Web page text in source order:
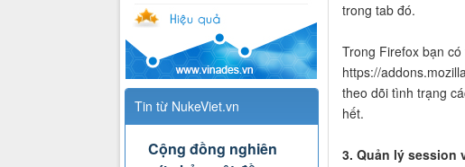
trong tab đó.
Trong Firefox bạn
https://
theo dõi tình trạng
hết.
3. Quản lý session
Tin từ NukeViet.vn
Cộng đồng nghiên